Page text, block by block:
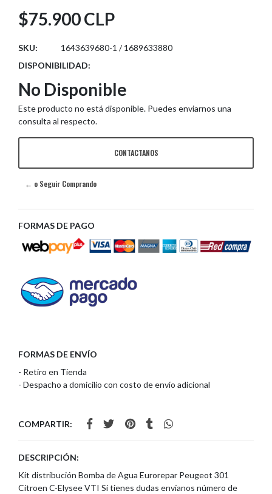
$75.900 CLP
SKU:
1643639680-1 / 1689633880
DISPONIBILIDAD:
No Disponible
Este producto no está disponible. Puedes enviarnos una
consulta al respecto.
CONTACTANOS
← o Seguir Comprando
FORMAS DE PAGO
FORMAS DE ENVÍO
- Retiro en Tienda
- Despacho a domicilio con costo de envío adicional
COMPARTIR:
DESCRIPCIÓN:
Kit distribución Bomba de Agua Eurorepar Peugeot 301
Citroen C-Elysee VTI Si tienes dudas envíanos número de